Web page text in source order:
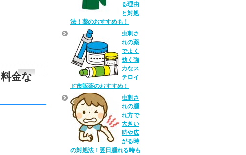
金な
る理由
と対処
法！薬のおすすめも！
虫刺さ
れの薬
でよく
効く強
力なス
テロイ
ド市販薬のおすすめ！
虫刺さ
れの腫
れ方で
大きい
時や広
がる時
の対処法！翌日腫れる時も